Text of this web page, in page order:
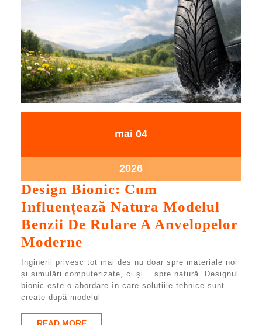
mai 04.05.2026
0404.05.2026
202604.05.2026
Design Bionic: Cum
Influențează Natura Modelul
Benzii De Rulare A Anvelopelor
Moderne
Bionic:
Cum
Influențează
Natura
Inginerii privesc tot mai des nu doar spre materiale noi
și simulări computerizate, ci și… spre natură. Designul
bionic este o abordare în care soluțiile tehnice sunt
create după modelul
READ